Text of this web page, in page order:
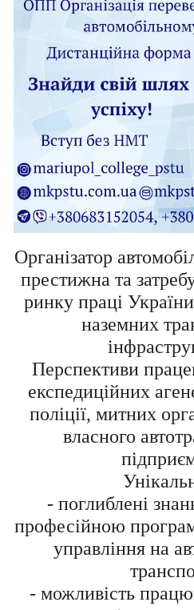
Організатор
престижна та
ринку праці
наземних
Перспективи
експедиційних
поліції, митних
власного
- поглиблені
професійною
управління на
- можливість